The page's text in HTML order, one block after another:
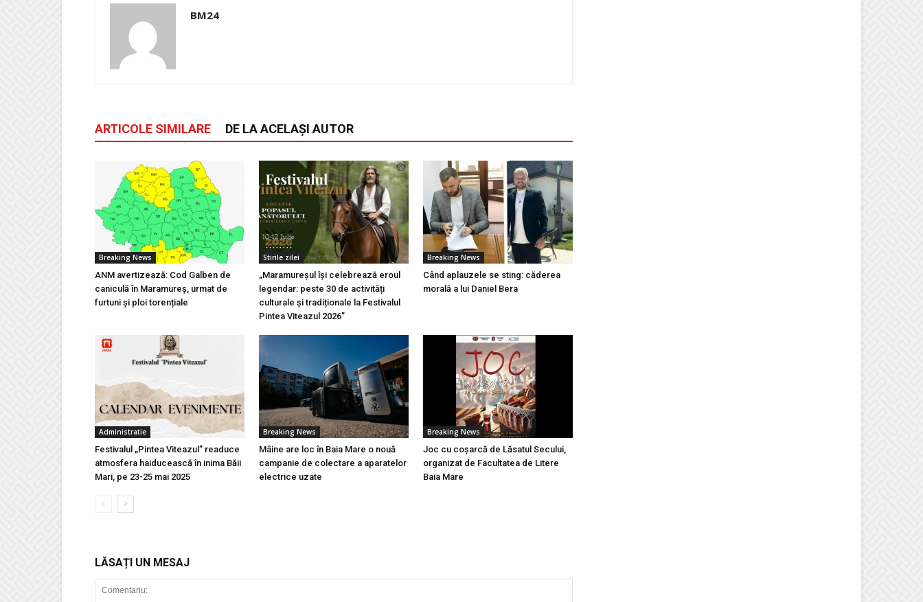
BM24
ARTICOLE SIMILARE DE LA ACELAȘI AUTOR
Breaking News
ANM avertizează: Cod Galben de
caniculă în Maramureș, urmat de
furtuni și ploi torențiale
Stirile zilei
„Maramureșul își celebrează eroul
legendar: peste 30 de activități
culturale și tradiționale la Festivalul
Pintea Viteazul 2026”
Breaking News
Când aplauzele se sting: căderea
morală a lui Daniel Bera
Administratie
Festivalul „Pintea Viteazul” readuce
atmosfera haiducească în inima Băii
Mari, pe 23-25 mai 2025
Breaking News
Mâine are loc în Baia Mare o nouă
campanie de colectare a aparatelor
electrice uzate
Breaking News
Joc cu coșarcă de Lăsatul Secului,
organizat de Facultatea de Litere
Baia Mare
LĂSAȚI UN MESAJ